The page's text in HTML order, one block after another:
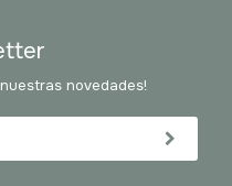
novedades!